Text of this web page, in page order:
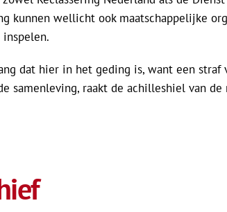
kunnen wellicht ook maatschappelijke
dat hier in het geding is, want een straf
samenleving, raakt de achilleshiel van de